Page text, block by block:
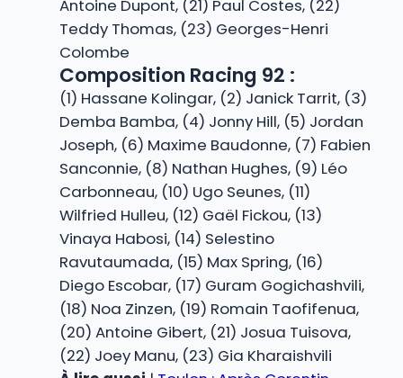
Antoine Dupont, (21) Paul Costes, (22)
Teddy Thomas, (23) Georges-Henri
Colombe
Composition Racing 92 :
(1) Hassane Kolingar, (2) Janick Tarrit, (3)
Demba Bamba, (4) Jonny Hill, (5) Jordan
Joseph, (6) Maxime Baudonne, (7) Fabien
Sanconnie, (8) Nathan Hughes, (9) Léo
Carbonneau, (10) Ugo Seunes, (11)
Wilfried Hulleu, (12) Gaël Fickou, (13)
Vinaya Habosi, (14) Selestino
Ravutaumada, (15) Max Spring, (16)
Diego Escobar, (17) Guram Gogichashvili,
(18) Noa Zinzen, (19) Romain Taofifenua,
(20) Antoine Gibert, (21) Josua Tuisova,
(22) Joey Manu, (23) Gia Kharaishvili